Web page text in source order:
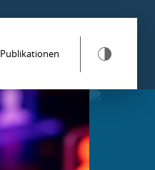
Publikationen